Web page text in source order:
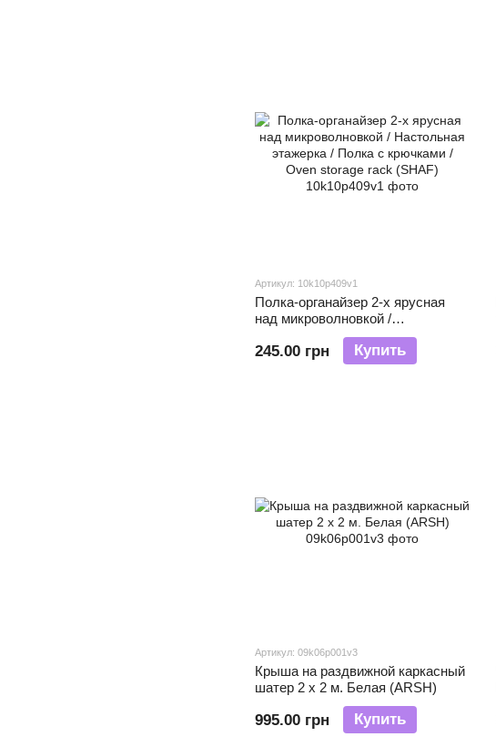
Артикул: 10k10p409v1
Полка-органайзер 2-х ярусная
над микроволновкой /
Настольная этажерка / Полка с
крючками / Oven storage rack
245.00 грн Купить
Артикул: 09k06p001v3
Крыша на раздвижной каркасный
шатер 2 х 2 м. Белая (ARSH)
995.00 грн Купить